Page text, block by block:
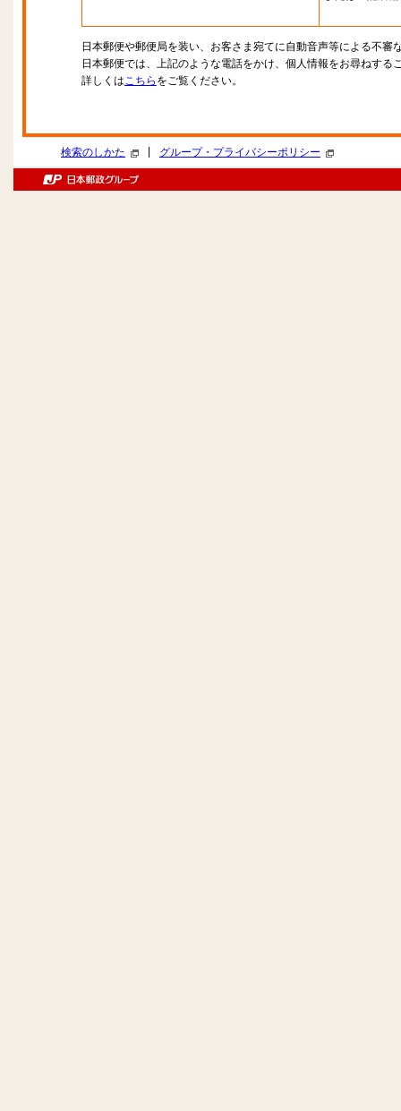
日本郵便や郵便局を装い、お客さま宛てに自動音声等による不審
日本郵便では、上記のような電話をかけ、個人情報をお尋ねする
詳しくはこちら をご覧ください。
検索のしかた グループ・プライバシーポリシー